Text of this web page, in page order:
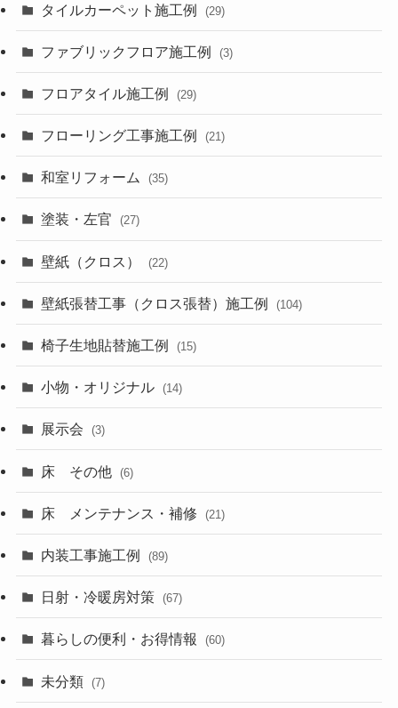
タイルカーペット施工例 (29)
ファブリックフロア施工例 (3)
フロアタイル施工例 (29)
フローリング工事施工例 (21)
和室リフォーム (35)
塗装・左官 (27)
壁紙（クロス） (22)
壁紙張替工事（クロス張替）施工例 (104)
椅子生地貼替施工例 (15)
小物・オリジナル (14)
展示会 (3)
床 その他 (6)
床 メンテナンス・補修 (21)
内装工事施工例 (89)
日射・冷暖房対策 (67)
暮らしの便利・お得情報 (60)
未分類 (7)